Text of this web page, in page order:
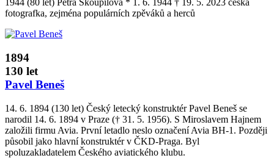
1944 (80 let) Petra Skoupilová * 1. 6. 1944 † 19. 5. 2023 česká
fotografka, zejména populárních zpěváků a herců
1894
130 let
Pavel Beneš
14. 6. 1894 (130 let) Český letecký konstruktér Pavel Beneš se
narodil 14. 6. 1894 v Praze († 31. 5. 1956). S Miroslavem Hajnem
založili firmu Avia. První letadlo neslo označení Avia BH-1. Později
působil jako hlavní konstruktér v ČKD­‑Praga. Byl
spoluzakladatelem Českého aviatického klubu.